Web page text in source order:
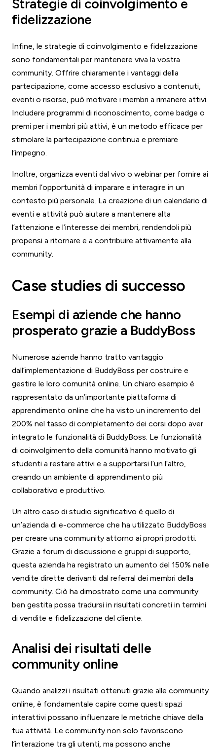
Strategie di coinvolgimento e
fidelizzazione
Infine, le strategie di coinvolgimento e fidelizzazione
sono fondamentali per mantenere viva la vostra
community. Offrire chiaramente i vantaggi della
partecipazione, come accesso esclusivo a contenuti,
eventi o risorse, può motivare i membri a rimanere attivi.
Includere programmi di riconoscimento, come badge o
premi per i membri più attivi, è un metodo efficace per
stimolare la partecipazione continua e premiare
l’impegno.
Inoltre, organizza eventi dal vivo o webinar per fornire ai
membri l’opportunità di imparare e interagire in un
contesto più personale. La creazione di un calendario di
eventi e attività può aiutare a mantenere alta
l’attenzione e l’interesse dei membri, rendendoli più
propensi a ritornare e a contribuire attivamente alla
community.
Case studies di successo
Esempi di aziende che hanno
prosperato grazie a BuddyBoss
Numerose aziende hanno tratto vantaggio
dall’implementazione di BuddyBoss per costruire e
gestire le loro comunità online. Un chiaro esempio è
rappresentato da un’importante piattaforma di
apprendimento online che ha visto un incremento del
200% nel tasso di completamento dei corsi dopo aver
integrato le funzionalità di BuddyBoss. Le funzionalità
di coinvolgimento della comunità hanno motivato gli
studenti a restare attivi e a supportarsi l’un l’altro,
creando un ambiente di apprendimento più
collaborativo e produttivo.
Un altro caso di studio significativo è quello di
un’azienda di e-commerce che ha utilizzato BuddyBoss
per creare una community attorno ai propri prodotti.
Grazie a forum di discussione e gruppi di supporto,
questa azienda ha registrato un aumento del 150% nelle
vendite dirette derivanti dal referral dei membri della
community. Ciò ha dimostrato come una community
ben gestita possa tradursi in risultati concreti in termini
di vendite e fidelizzazione del cliente.
Analisi dei risultati delle
community online
Quando analizzi i risultati ottenuti grazie alle community
online, è fondamentale capire come questi spazi
interattivi possano influenzare le metriche chiave della
tua attività. Le community non solo favoriscono
l’interazione tra gli utenti, ma possono anche